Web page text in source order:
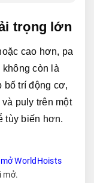
trọng lớn
cao hơn, pa
không còn là
bố trí động cơ,
puly trên một
tùy biến hơn.
WorldHoists
mở.